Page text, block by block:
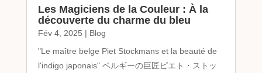
Les Magiciens de la Couleur : À la
découverte du charme du bleu
Fév 4, 2025 | Blog
"Le maître belge Piet Stockmans et la beauté de
l'indigo japonais" ベルギーの巨匠ピエト・ストッ